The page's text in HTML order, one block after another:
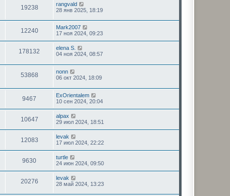
19238
rangvald
28 янв 2025, 18:19
12240
Mark2007
17 ноя 2024, 09:23
178132
elena S.
04 ноя 2024, 08:57
53868
nonn
06 окт 2024, 18:09
9467
ExOrientalem
10 сен 2024, 20:04
10647
alpax
29 июл 2024, 18:51
12083
levak
17 июл 2024, 22:22
9630
turtle
24 июн 2024, 09:50
20276
levak
28 май 2024, 13:23